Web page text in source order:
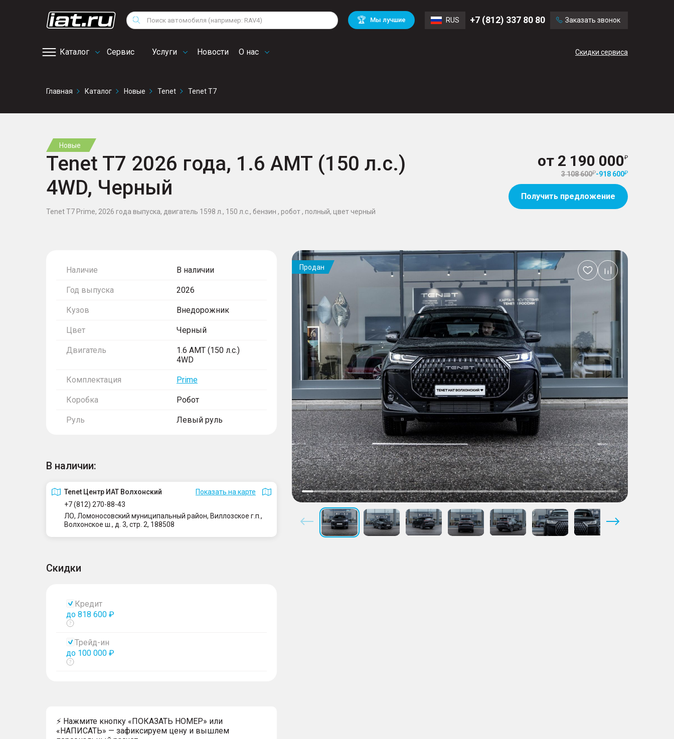
Поиск 🏆 Мы лучшие RUS +7 (812) 337 80 80 Заказать звонок
Каталог Сервис
сервис
Услуги Новости О нас Скидки сервиса
Снегоходы
Квадроциклы
Volkswagen
Mitsubishi BMW
Audi
Chevrolet Volvo
Главная Каталог Новые Tenet Tenet T7
Новые
Tenet T7 2026 года, 1.6 AMT (150 л.с.)
4WD, Черный
Tenet T7 Prime, 2026 года выпуска, двигатель 1598 л., 150 л.с., бензин , робот , полный, цвет черный
от 2 190 000
3 108 600 -918 600
Получить предложение
Наличие В наличии
Год выпуска 2026
Кузов Внедорожник
Цвет Черный
Двигатель
1.6 AMT (150 л.с.)
4WD
Комплектация Prime
Коробка Робот
Руль Левый руль
В наличии:
Tenet Центр ИАТ Волхонский
Показать на карте
+7 (812) 270-88-43
ЛО, Ломоносовский муниципальный район, Виллозское г.п.,
Волхонское ш., д. 3, стр. 2, 188508
Скидки
Кредит
до 818 600 ₽
Показать
Трейд-ин
до 100 000 ₽
Показать
⚡ Нажмите кнопку «ПОКАЗАТЬ НОМЕР» или
«НАПИСАТЬ» — зафиксируем цену и вышлем
Продан
Добавить
в